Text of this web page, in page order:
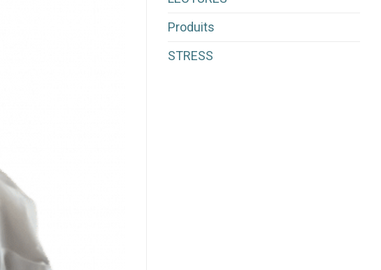
Produits
STRESS